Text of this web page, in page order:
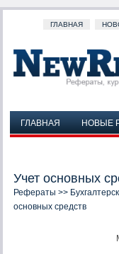
ГЛАВНАЯ
ГЛАВНАЯ НОВЫЕ
Учет основных
Рефераты >>
основных средств